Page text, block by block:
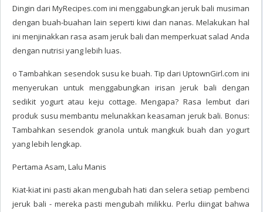
Dingin dari MyRecipes.com ini menggabungkan jeruk bali musiman
dengan buah-buahan lain seperti kiwi dan nanas. Melakukan hal
ini menjinakkan rasa asam jeruk bali dan memperkuat salad Anda
dengan nutrisi yang lebih luas.
o Tambahkan sesendok susu ke buah. Tip dari UptownGirl.com ini
menyerukan untuk menggabungkan irisan jeruk bali dengan
sedikit yogurt atau keju cottage. Mengapa? Rasa lembut dari
produk susu membantu melunakkan keasaman jeruk bali. Bonus:
Tambahkan sesendok granola untuk mangkuk buah dan yogurt
yang lebih lengkap.
Pertama Asam, Lalu Manis
Kiat-kiat ini pasti akan mengubah hati dan selera setiap pembenci
jeruk bali - mereka pasti mengubah milikku. Perlu diingat bahwa